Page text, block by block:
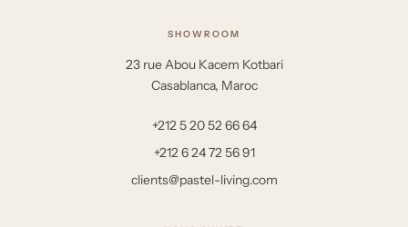
SHOWROOM
23 rue Abou Kacem Kotbari
Casablanca, Maroc
+212 5 20 52 66 64
+212 6 24 72 56 91
clients@pastel-living.com